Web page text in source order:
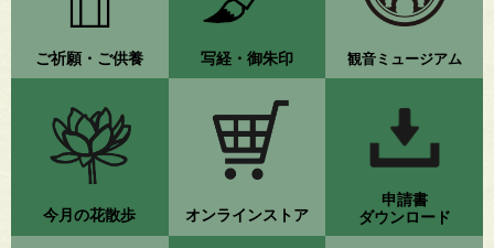
ご祈願・ご供養 写経・御朱印 観音ミュージアム
今月の花散歩 オンラインストア
申請書
ダウンロード